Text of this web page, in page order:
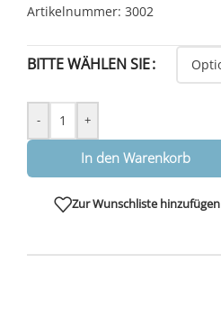
Artikelnummer: 3002
BITTE WÄHLEN SIE
- +
In den Warenkorb
Zur Wunschliste hinzufügen